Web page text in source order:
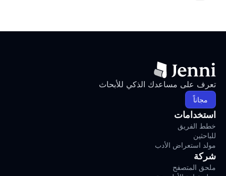
تعرف على مساعدك الذكي للأبحاث
مجاناً
استخدامات
خطط الفريق
للباحثين
مولد استعراض الأدب
شركة
ملحق المتصفح